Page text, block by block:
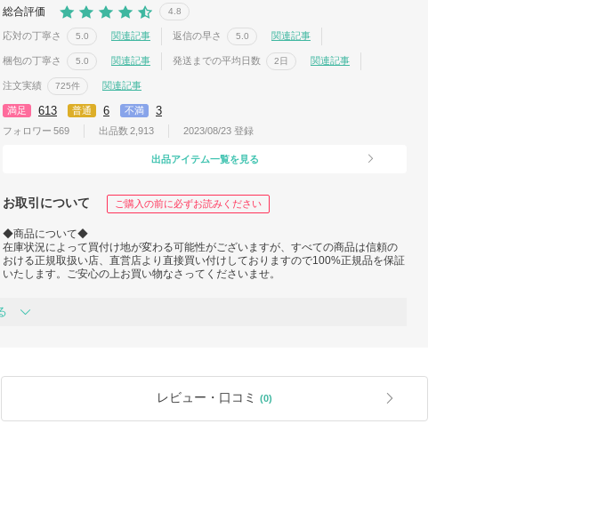
総合評価 4.8
応対の丁寧さ 5.0 関連記事 返信の早さ 5.0 関連記事
梱包の丁寧さ 5.0 関連記事 発送までの平均日数 2日 関連記事
注文実績 725件 関連記事
満足 613 普通 6 不満 3
フォロワー 569 出品数 2,913 2023/08/23 登録
出品アイテム一覧を見る
お取引について ご購入の前に必ずお読みください
◆商品について◆
在庫状況によって買付け地が変わる可能性がございますが、すべての商品は信頼の
おける正規取扱い店、直営店より直接買い付けしておりますので100%正規品を保証
いたします。ご安心の上お買い物なさってくださいませ。
在庫は常に変動しているため、お手数ですがご注文前にお問い合わせから在庫の確
掲載画像と実際の商品とでは、PC環境によって色や質感が異なって見える場合がご
ざいます。
レビュー・口コミ (0)